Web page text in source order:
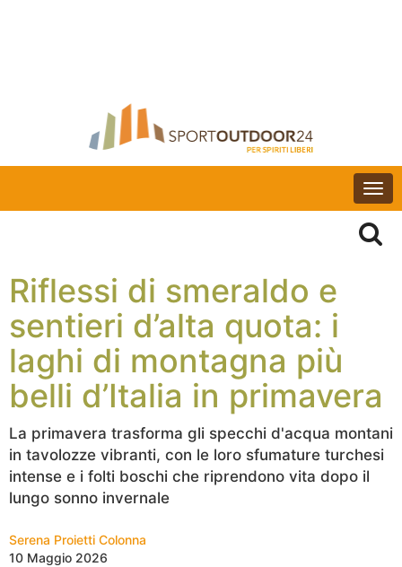
Riflessi di smeraldo e
sentieri d’alta quota: i
laghi di montagna più
belli d’Italia in primavera
La primavera trasforma gli specchi d'acqua montani
in tavolozze vibranti, con le loro sfumature turchesi
intense e i folti boschi che riprendono vita dopo il
lungo sonno invernale
Serena Proietti Colonna
10 Maggio 2026